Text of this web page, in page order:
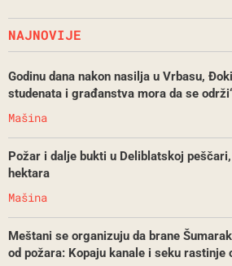
NAJNOVIJE
Godinu dana nakon nasilja u Vrbasu,
studenata i građanstva mora da se
Mašina
Požar i dalje bukti u Deliblatskoj
hektara
Mašina
Meštani se organizuju da brane
od požara: Kopaju kanale i seku rastinje